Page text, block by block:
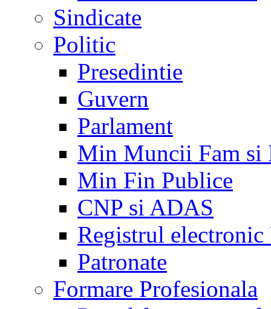
Sindicate
Politic
Presedintie
Guvern
Parlament
Min Muncii Fam si
Min Fin Publice
CNP si ADAS
Registrul electronic
Patronate
Formare Profesionala